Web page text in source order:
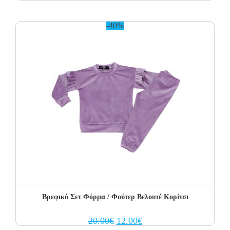
-40%
Βρεφικό Σετ Φόρμα / Φούτερ Βελουτέ Κορίτσι
20.00€ Original
price
12.00€Current
price